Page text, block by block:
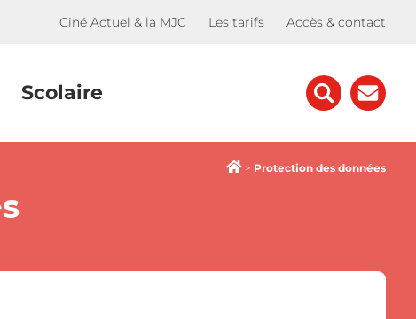
Ciné Actuel & la MJC Les tarifs Accès & contact
Scolaire
> Protection des données